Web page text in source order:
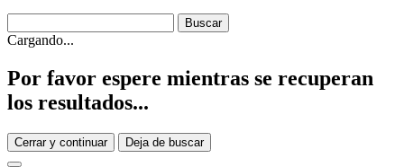
Cargando...
Por favor espere mientras se recuperan
los resultados...
Cerrar y continuar Deja de buscar